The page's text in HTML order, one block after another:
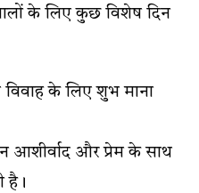
के लिए कुछ विशेष दिन
के लिए शुभ माना
आशीर्वाद और प्रेम के साथ
है।